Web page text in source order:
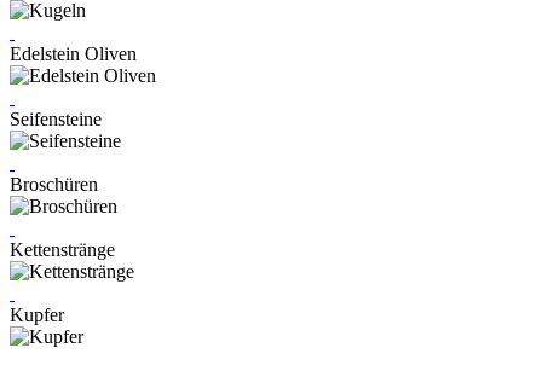
Edelstein Oliven
Seifensteine
Broschüren
Kettenstränge
Kupfer